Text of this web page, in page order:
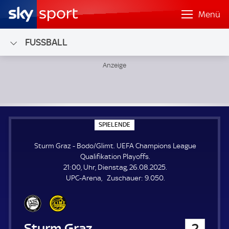
Menü
FUSSBALL
SPIELENDE
P
E
E
N
E
Sturm Graz - Bodo/Glimt. UEFA Champions League
Qualifikation Playoffs.
21:00, Uhr, Dienstag, 26.08.2025.
UPC-Arena
Zuschauer: Z
9.050.